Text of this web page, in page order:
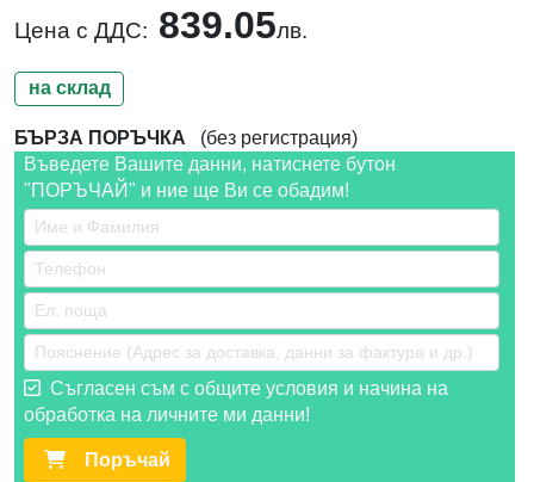
Цена с ДДС: 839.05лв.
на склад
БЪРЗА ПОРЪЧКА (без регистрация)
Въведете Вашите данни, натиснете бутон
"ПОРЪЧАЙ" и ние ще Ви се обадим!
Съгласен съм с общите условия и начина на
обработка на личните ми данни!
Поръчай